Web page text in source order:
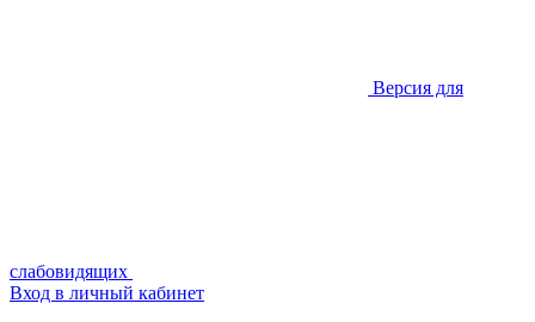
Версия для
слабовидящих
Вход в личный кабинет